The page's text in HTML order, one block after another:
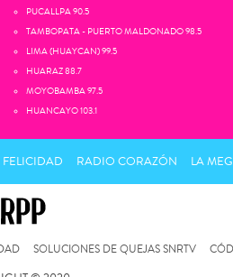
PUCALLPA 90.5
TAMBOPATA - PUERTO MALDONADO 98.5
LIMA (HUAYCAN) 99.5
HUARAZ 88.7
MOYOBAMBA 97.5
HUANCAYO 103.1
RADIO CORAZÓN LA
SOLUCIONES DE QUEJAS SNRTV